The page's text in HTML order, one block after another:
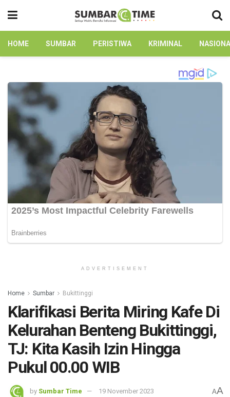
HOME SUMBAR PERISTIWA KRIMINAL
ADVERTISEMENT
Home Sumbar Bukittinggi
Klarifikasi Berita Miring Kafe Di
Kelurahan Benteng Bukittinggi,
TJ: Kita Kasih Izin Hingga
Pukul 00.00 WIB
by Sumbar Time 19 November 2023 AA